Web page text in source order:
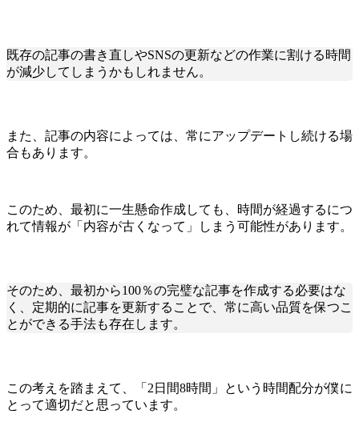
既存の記事の書き直しやSNSの更新などの作業に割ける時間
が減少してしまうかもしれません。
また、記事の内容によっては、常にアップデートし続ける場
合もあります。
このため、最初に一生懸命作成しても、時間が経過するにつ
れて情報が「内容が古くなって」しまう可能性があります。
そのため、最初から100％の完璧な記事を作成する必要はな
く、定期的に記事を更新することで、常に高い品質を保つこ
とができる手法も存在します。
この考えを踏まえて、「2日間8時間」という時間配分が僕に
とって適切だと思っています。